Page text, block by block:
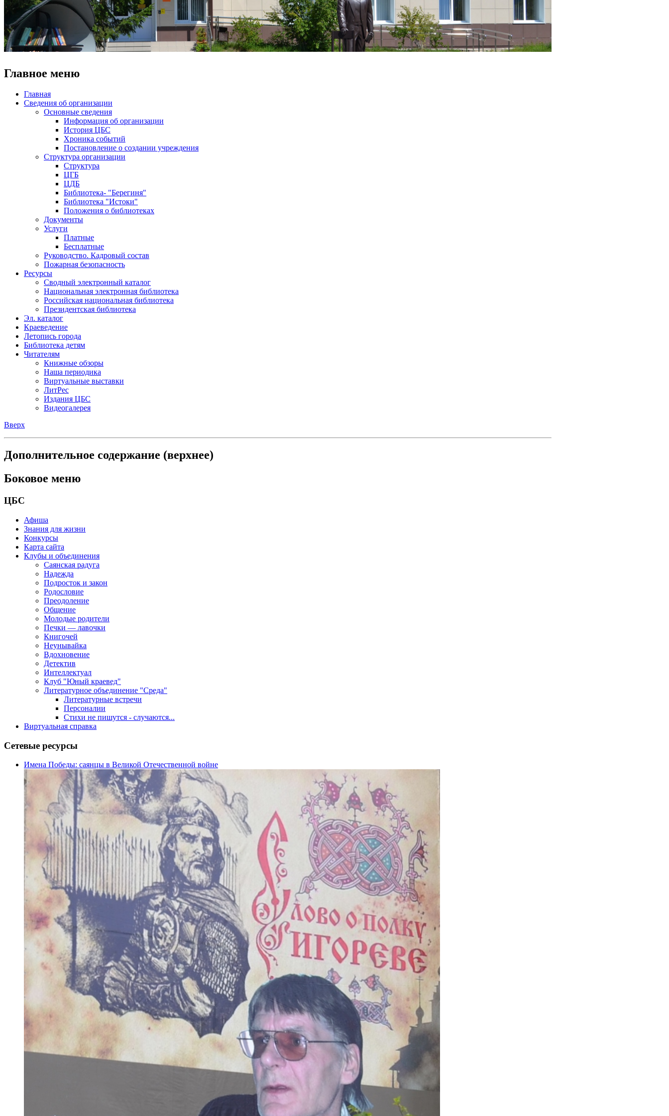
Главное меню
Главная
Сведения об организации
Основные сведения
Информация об организации
История ЦБС
Хроника событий
Постановление о создании учреждения
Структура организации
Структура
ЦГБ
ЦДБ
Библиотека- "Берегиня"
Библиотека "Истоки"
Положения о библиотеках
Документы
Услуги
Платные
Бесплатные
Руководство. Кадровый состав
Пожарная безопасность
Ресурсы
Сводный электронный каталог
Национальная электронная библиотека
Российская национальная библиотека
Президентская библиотека
Эл. каталог
Краеведение
Летопись города
Библиотека детям
Читателям
Книжные обзоры
Наша периодика
Виртуальные выставки
ЛитРес
Издания ЦБС
Видеогалерея
Вверх
Дополнительное содержание (верхнее)
Боковое меню
ЦБС
Афиша
Знания для жизни
Конкурсы
Карта сайта
Клубы и объединения
Саянская радуга
Надежда
Подросток и закон
Родословие
Преодоление
Общение
Молодые родители
Печки — лавочки
Книгочей
Неунывайка
Вдохновение
Детектив
Интеллектуал
Клуб "Юный краевед"
Литературное объединение "Среда"
Литературные встречи
Персоналии
Стихи не пишутся - случаются...
Виртуальная справка
Сетевые ресурсы
Имена Победы: саянцы в Великой Отечественной войне